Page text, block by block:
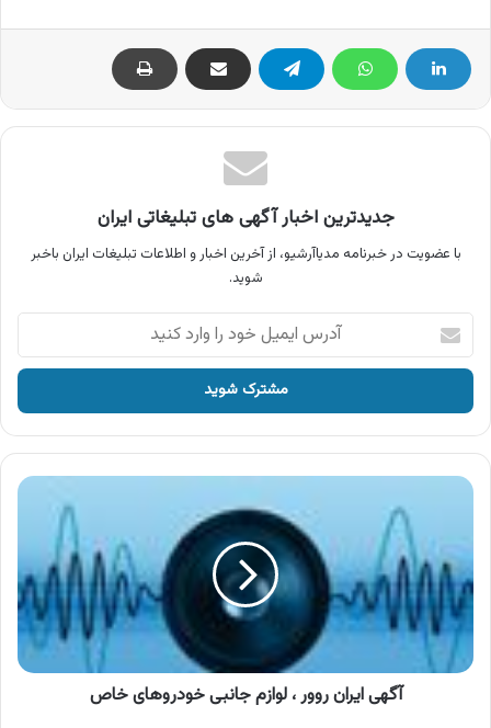
جدیدترین اخبار آگهی های تبلیغاتی ایران
با عضویت در خبرنامه مدیاآرشیو، از آخرین اخبار و اطلاعات تبلیغات ایران باخبر
شوید.
آدرس
ایمیل
خود
وارد
کنید
آگهی
،
لوازم
جانبی
خودروهای
خاص
آگهی ایران روور ، لوازم جانبی خودروهای خاص